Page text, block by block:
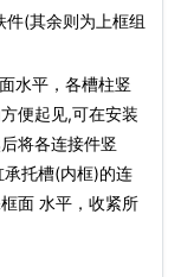
(其余则为上框组
水平，各槽柱竖
便起见,可在安装
将各连接件竖
托槽(内框)的连
面 水平，收紧所